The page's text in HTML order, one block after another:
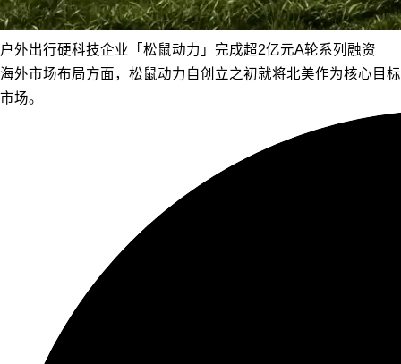
户外出行硬科技企业「松鼠动力」完成超2亿元A轮系列融资
海外市场布局方面，松鼠动力自创立之初就将北美作为核心目标
市场。